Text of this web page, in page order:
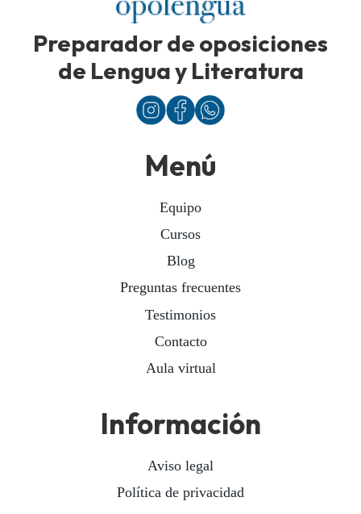
Preparador de oposiciones
de Lengua y Literatura
Menú
Equipo
Cursos
Blog
Preguntas frecuentes
Testimonios
Contacto
Aula virtual
Información
Aviso legal
Política de privacidad